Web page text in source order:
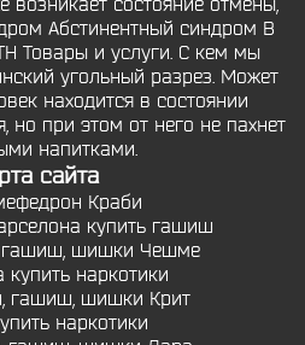
возникает состояние отмены,
Абстинентный синдром В
Товары и услуги. С кем мы
угольный разрез. Может
находится в состоянии
но при этом от него не пахнет
напитками.
сайта
Краби
купить гашиш
гашиш, шишки Чешме
купить наркотики
гашиш, шишки Крит
наркотики